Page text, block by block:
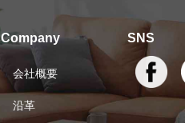
Company
会社概要
沿革
SNS